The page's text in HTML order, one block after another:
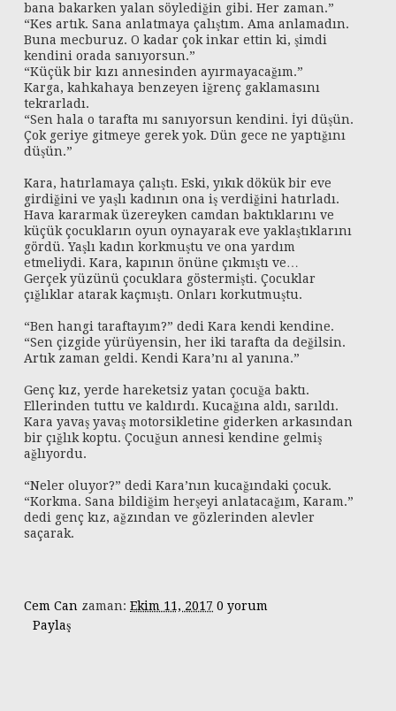
bana bakarken yalan söylediğin gibi. Her zaman.”
“Kes artık. Sana anlatmaya çalıştım. Ama anlamadın.
Buna mecburuz. O kadar çok inkar ettin ki, şimdi
kendini orada sanıyorsun.”
“Küçük bir kızı annesinden ayırmayacağım.”
Karga, kahkahaya benzeyen iğrenç gaklamasını
tekrarladı.
“Sen hala o tarafta mı sanıyorsun kendini. İyi düşün.
Çok geriye gitmeye gerek yok. Dün gece ne yaptığını
düşün.”
Kara, hatırlamaya çalıştı. Eski, yıkık dökük bir eve
girdiğini ve yaşlı kadının ona iş verdiğini hatırladı.
Hava kararmak üzereyken camdan baktıklarını ve
küçük çocukların oyun oynayarak eve yaklaştıklarını
gördü. Yaşlı kadın korkmuştu ve ona yardım
etmeliydi. Kara, kapının önüne çıkmıştı ve…
Gerçek yüzünü çocuklara göstermişti. Çocuklar
çığlıklar atarak kaçmıştı. Onları korkutmuştu.
“Ben hangi taraftayım?” dedi Kara kendi kendine.
“Sen çizgide yürüyensin, her iki tarafta da değilsin.
Artık zaman geldi. Kendi Kara’nı al yanına.”
Genç kız, yerde hareketsiz yatan çocuğa baktı.
Ellerinden tuttu ve kaldırdı. Kucağına aldı, sarıldı.
Kara yavaş yavaş motorsikletine giderken arkasından
bir çığlık koptu. Çocuğun annesi kendine gelmiş
ağlıyordu.
“Neler oluyor?” dedi Kara’nın kucağındaki çocuk.
“Korkma. Sana bildiğim herşeyi anlatacağım, Karam.”
dedi genç kız, ağzından ve gözlerinden alevler
saçarak.
Cem Can zaman: Ekim 11, 2017 0 yorum
Paylaş